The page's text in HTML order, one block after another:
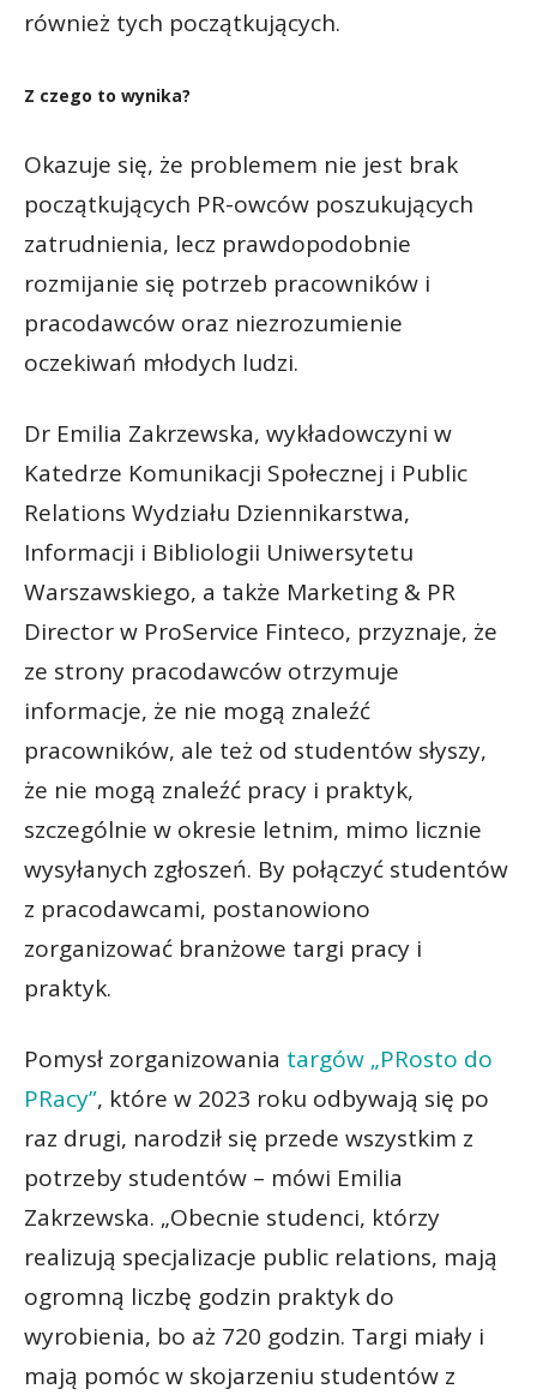
również tych początkujących.
Z czego to wynika?
Okazuje się, że problemem nie jest brak
początkujących PR-owców poszukujących
zatrudnienia, lecz prawdopodobnie
rozmijanie się potrzeb pracowników i
pracodawców oraz niezrozumienie
oczekiwań młodych ludzi.
Dr Emilia Zakrzewska, wykładowczyni w
Katedrze Komunikacji Społecznej i Public
Relations Wydziału Dziennikarstwa,
Informacji i Bibliologii Uniwersytetu
Warszawskiego, a także Marketing & PR
Director w ProService Finteco, przyznaje, że
ze strony pracodawców otrzymuje
informacje, że nie mogą znaleźć
pracowników, ale też od studentów słyszy,
że nie mogą znaleźć pracy i praktyk,
szczególnie w okresie letnim, mimo licznie
wysyłanych zgłoszeń. By połączyć studentów
z pracodawcami, postanowiono
zorganizować branżowe targi pracy i
praktyk.
Pomysł zorganizowania targów „PRosto do
PRacy”, które w 2023 roku odbywają się po
raz drugi, narodził się przede wszystkim z
potrzeby studentów – mówi Emilia
Zakrzewska. „Obecnie studenci, którzy
realizują specjalizacje public relations, mają
ogromną liczbę godzin praktyk do
wyrobienia, bo aż 720 godzin. Targi miały i
mają pomóc w skojarzeniu studentów z